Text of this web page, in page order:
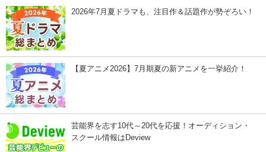
2026年7月夏ドラマも、注目作＆話題作が勢ぞろい！
【夏アニメ2026】7月期夏の新アニメを一挙紹介！
芸能界を志す10代～20代を応援！オーディション・
スクール情報はDeview